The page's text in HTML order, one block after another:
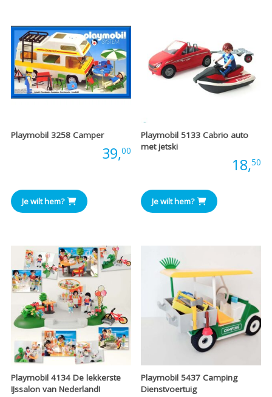
Playmobil 3258 Camper
39,00
Je wilt hem?
Playmobil 5133 Cabrio auto
met jetski
18,50
Je wilt hem?
Playmobil 4134 De lekkerste
IJssalon van Nederland!
Playmobil 5437 Camping
Dienstvoertuig